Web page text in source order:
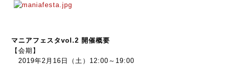
マニアフェスタvol.2 開催概要
【会期】
2019年2月16日（土）12:00～19:00